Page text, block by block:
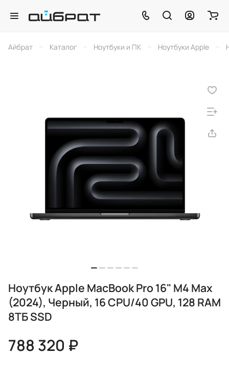
Айбрат – Каталог – Ноутбуки и ПК – Ноутбуки Apple –
Ноутбук Apple MacBook Pro 16" M4 Max
(2024), Черный, 16 CPU/40 GPU, 128 RAM
8ТБ SSD
788 320 ₽